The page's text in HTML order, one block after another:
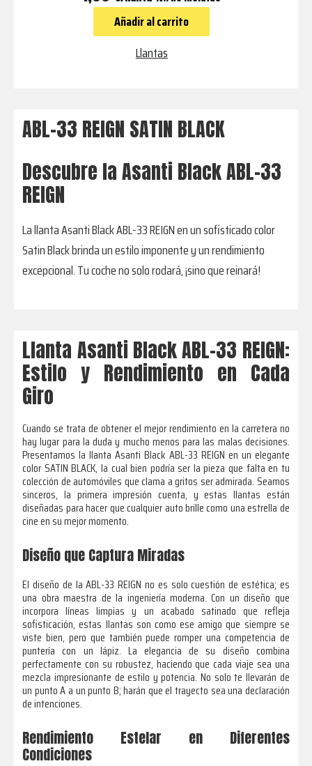
Añadir al carrito
Llantas
ABL-33 REIGN SATIN BLACK
Descubre la Asanti Black ABL-33
REIGN
La llanta Asanti Black ABL-33 REIGN en un sofisticado color
Satin Black brinda un estilo imponente y un rendimiento
excepcional. Tu coche no solo rodará, ¡sino que reinará!
Llanta Asanti Black ABL-33 REIGN:
Estilo y Rendimiento en Cada
Giro
Cuando se trata de obtener el mejor rendimiento en la carretera no
hay lugar para la duda y mucho menos para las malas decisiones.
Presentamos la llanta Asanti Black ABL-33 REIGN en un elegante
color SATIN BLACK, la cual bien podría ser la pieza que falta en tu
colección de automóviles que clama a gritos ser admirada. Seamos
sinceros, la primera impresión cuenta, y estas llantas están
diseñadas para hacer que cualquier auto brille como una estrella de
cine en su mejor momento.
Diseño que Captura Miradas
El diseño de la ABL-33 REIGN no es solo cuestión de estética; es
una obra maestra de la ingeniería moderna. Con un diseño que
incorpora líneas limpias y un acabado satinado que refleja
sofisticación, estas llantas son como ese amigo que siempre se
viste bien, pero que también puede romper una competencia de
puntería con un lápiz. La elegancia de su diseño combina
perfectamente con su robustez, haciendo que cada viaje sea una
mezcla impresionante de estilo y potencia. No solo te llevarán de
un punto A a un punto B; harán que el trayecto sea una declaración
de intenciones.
Rendimiento Estelar en Diferentes
Condiciones